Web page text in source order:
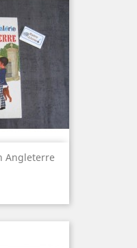
Angleterre